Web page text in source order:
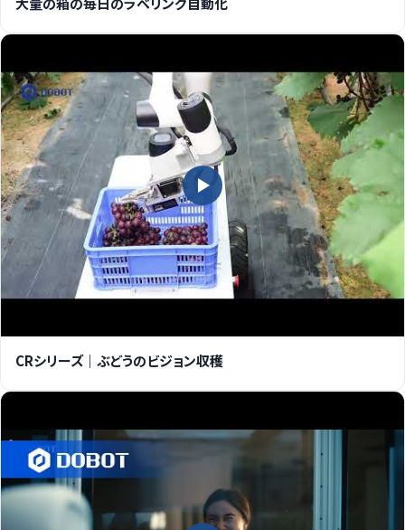
CRシリーズ｜ぶどうのビジョン収穫